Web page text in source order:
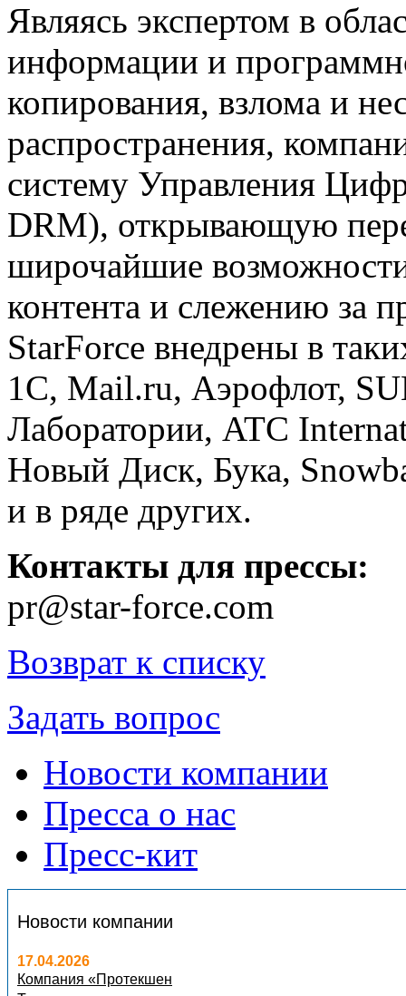
Являясь экспертом в
информации и
копирования, взлома и
распространения,
систему Управления
DRM), открывающую
широчайшие
контента и слежению за
StarForce внедрены в
1С, Mail.ru, Аэрофлот,
Лаборатории, ATC
Новый Диск, Бука,
и в ряде других.
Контакты для прессы:
pr@star-force.com
Возврат к списку
Задать вопрос
Новости компании
Пресса о нас
Пресс-кит
Новости компании
17.04.2026
Компания «Протекшен